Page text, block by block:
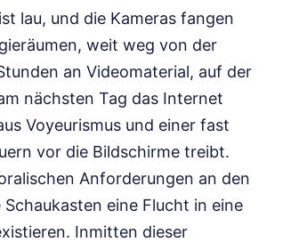
lau, und die Kameras fangen
weit weg von der
an Videomaterial, auf der
nächsten Tag das Internet
Voyeurismus und einer fast
vor die Bildschirme treibt.
Anforderungen an den
eine Flucht in eine
Inmitten dieser